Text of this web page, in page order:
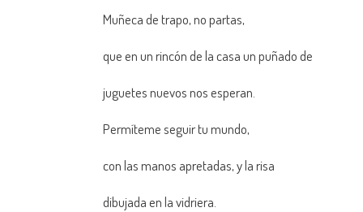
Muñeca de trapo, no partas,
que en un rincón de la casa un puñado de
juguetes nuevos nos esperan.
Permíteme seguir tu mundo,
con las manos apretadas, y la risa
dibujada en la vidriera.